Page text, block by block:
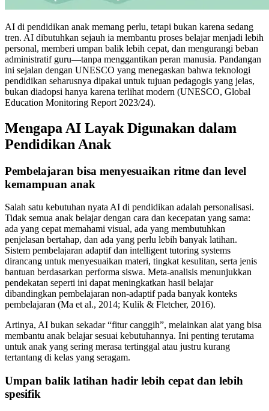
AI di pendidikan anak memang perlu, tetapi bukan karena sedang
tren. AI dibutuhkan sejauh ia membantu proses belajar menjadi lebih
personal, memberi umpan balik lebih cepat, dan mengurangi beban
administratif guru—tanpa menggantikan peran manusia. Pandangan
ini sejalan dengan UNESCO yang menegaskan bahwa teknologi
pendidikan seharusnya dipakai untuk tujuan pedagogis yang jelas,
bukan diadopsi hanya karena terlihat modern (UNESCO, Global
Education Monitoring Report 2023/24).
Mengapa AI Layak Digunakan dalam
Pendidikan Anak
Pembelajaran bisa menyesuaikan ritme dan level
kemampuan anak
Salah satu kebutuhan nyata AI di pendidikan adalah personalisasi.
Tidak semua anak belajar dengan cara dan kecepatan yang sama:
ada yang cepat memahami visual, ada yang membutuhkan
penjelasan bertahap, dan ada yang perlu lebih banyak latihan.
Sistem pembelajaran adaptif dan intelligent tutoring systems
dirancang untuk menyesuaikan materi, tingkat kesulitan, serta jenis
bantuan berdasarkan performa siswa. Meta-analisis menunjukkan
pendekatan seperti ini dapat meningkatkan hasil belajar
dibandingkan pembelajaran non-adaptif pada banyak konteks
pembelajaran (Ma et al., 2014; Kulik & Fletcher, 2016).
Artinya, AI bukan sekadar “fitur canggih”, melainkan alat yang bisa
membantu anak belajar sesuai kebutuhannya. Ini penting terutama
untuk anak yang sering merasa tertinggal atau justru kurang
tertantang di kelas yang seragam.
Umpan balik latihan hadir lebih cepat dan lebih
spesifik